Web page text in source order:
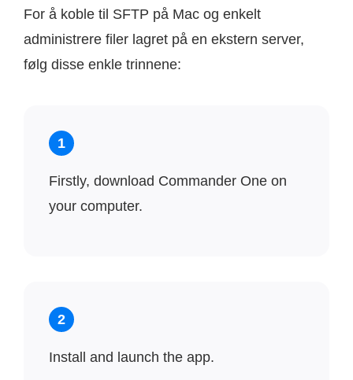
For å koble til SFTP på Mac og enkelt
administrere filer lagret på en ekstern server,
følg disse enkle trinnene:
1
Firstly, download Commander One on
your computer.
2
Install and launch the app.